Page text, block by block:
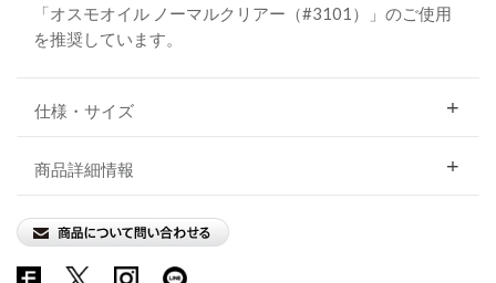
「オスモオイル ノーマルクリアー（#3101）」のご使用
を推奨しています。
仕様・サイズ
商品詳細情報